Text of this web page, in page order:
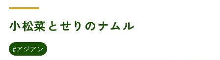
小松菜とせりのナムル
#アジアン